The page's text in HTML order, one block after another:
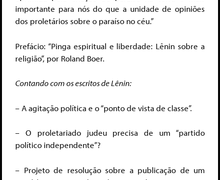
importante para nós do que a unidade de opiniões
dos proletários sobre o paraíso no céu.”
Prefácio: “Pinga espiritual e liberdade: Lênin sobre a
religião”, por Roland Boer.
Contando com os escritos de Lênin:
– A agitação política e o “ponto de vista de classe”.
– O proletariado judeu precisa de um “partido
político independente”?
– Projeto de resolução sobre a publicação de um